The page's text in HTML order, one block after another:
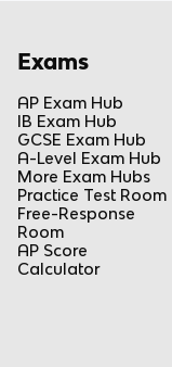
Exams
AP Exam Hub
IB Exam Hub
GCSE Exam Hub
A-Level Exam Hub
More Exam Hubs
Practice Test Room
Free-Response
Room
AP Score
Calculator